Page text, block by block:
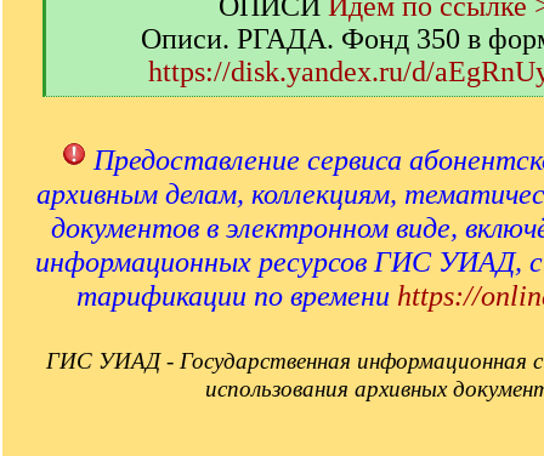
Описи. РГАДА. Фонд 350 в
https://disk.yandex.ru/d/
[
Предоставление сервиса
архивным делам, коллекциям,
документов в электронном виде,
информационных ресурсов ГИС УИАД,
тарификации по времени https://
ГИС УИАД - Государственная информационная
использования архивных